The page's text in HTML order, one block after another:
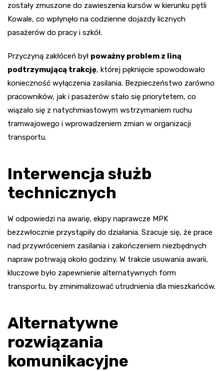
zostały zmuszone do zawieszenia kursów w kierunku pętli
Kowale, co wpłynęło na codzienne dojazdy licznych
pasażerów do pracy i szkół.
Przyczyną zakłóceń był poważny problem z liną
podtrzymującą trakcję, której pęknięcie spowodowało
konieczność wyłączenia zasilania. Bezpieczeństwo zarówno
pracowników, jak i pasażerów stało się priorytetem, co
wiązało się z natychmiastowym wstrzymaniem ruchu
tramwajowego i wprowadzeniem zmian w organizacji
transportu.
Interwencja służb
technicznych
W odpowiedzi na awarię, ekipy naprawcze MPK
bezzwłocznie przystąpiły do działania. Szacuje się, że prace
nad przywróceniem zasilania i zakończeniem niezbędnych
napraw potrwają około godziny. W trakcie usuwania awarii,
kluczowe było zapewnienie alternatywnych form
transportu, by zminimalizować utrudnienia dla mieszkańców.
Alternatywne
rozwiązania
komunikacyjne